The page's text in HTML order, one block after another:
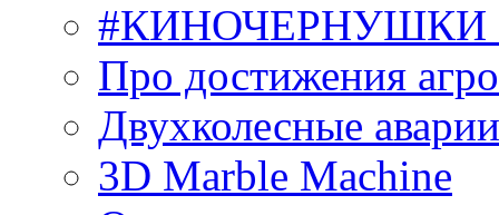
#КИНОЧЕРНУШКИ
Про достижения
Двухколесные
3D Marble Machine